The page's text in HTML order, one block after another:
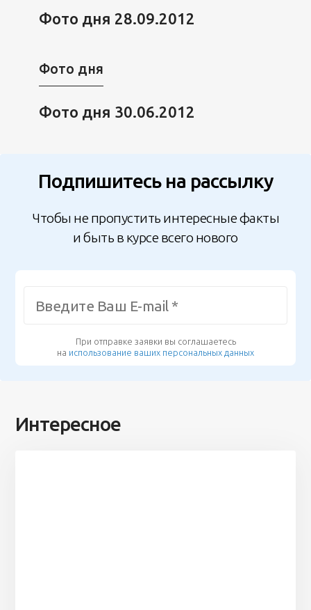
Фото дня 28.09.2012
Фото дня
Фото дня 30.06.2012
Подпишитесь на рассылку
Чтобы не пропустить интересные факты
и быть в курсе всего нового
При отправке заявки вы соглашаетесь
на использование ваших персональных данных
Интересное